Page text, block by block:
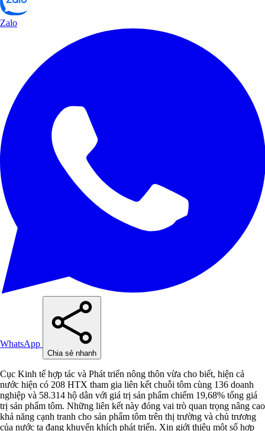
Zalo
WhatsApp
Chia sẻ nhanh
Cục Kinh tế hợp tác và Phát triển nông thôn vừa cho biết, hiện cả
nước hiện có 208 HTX tham gia liên kết chuỗi tôm cùng 136 doanh
nghiệp và 58.314 hộ dân với giá trị sản phẩm chiếm 19,68% tổng giá
trị sản phẩm tôm. Những liên kết này đóng vai trò quan trọng nâng cao
khả năng cạnh tranh cho sản phẩm tôm trên thị trường và chủ trương
của nước ta đang khuyến khích phát triển. Xin giới thiệu một số hợp